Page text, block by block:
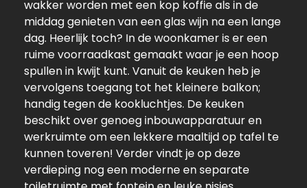
wakker worden met een kop koffie als in de
middag genieten van een glas wijn na een lange
dag. Heerlijk toch? In de woonkamer is er een
ruime voorraadkast gemaakt waar je een hoop
spullen in kwijt kunt. Vanuit de keuken heb je
vervolgens toegang tot het kleinere balkon;
handig tegen de kookluchtjes. De keuken
beschikt over genoeg inbouwapparatuur en
werkruimte om een lekkere maaltijd op tafel te
kunnen toveren! Verder vindt je op deze
verdieping nog een moderne en separate